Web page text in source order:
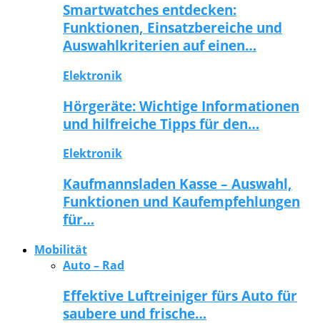
Smartwatches entdecken:
Funktionen, Einsatzbereiche und
Auswahlkriterien auf einen…
Elektronik
Hörgeräte: Wichtige Informationen
und hilfreiche Tipps für den…
Elektronik
Kaufmannsladen Kasse – Auswahl,
Funktionen und Kaufempfehlungen
für…
Mobilität
Auto – Rad
Effektive Luftreiniger fürs Auto für
saubere und frische…